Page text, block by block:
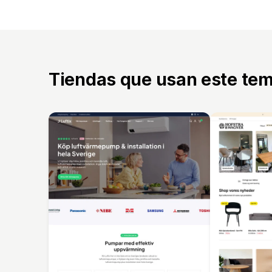
Tiendas que usan este